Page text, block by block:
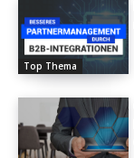
Top Thema